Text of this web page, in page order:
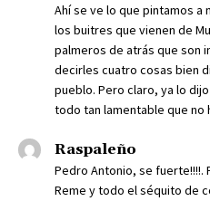
Ahí se ve lo que pintamos a
los buitres que vienen de
palmeros de atrás que son
decirles cuatro cosas bien
pueblo. Pero claro, ya lo
todo tan lamentable que no
Raspaleño
Pedro Antonio, se fuerte!!!!.
Reme y todo el séquito de